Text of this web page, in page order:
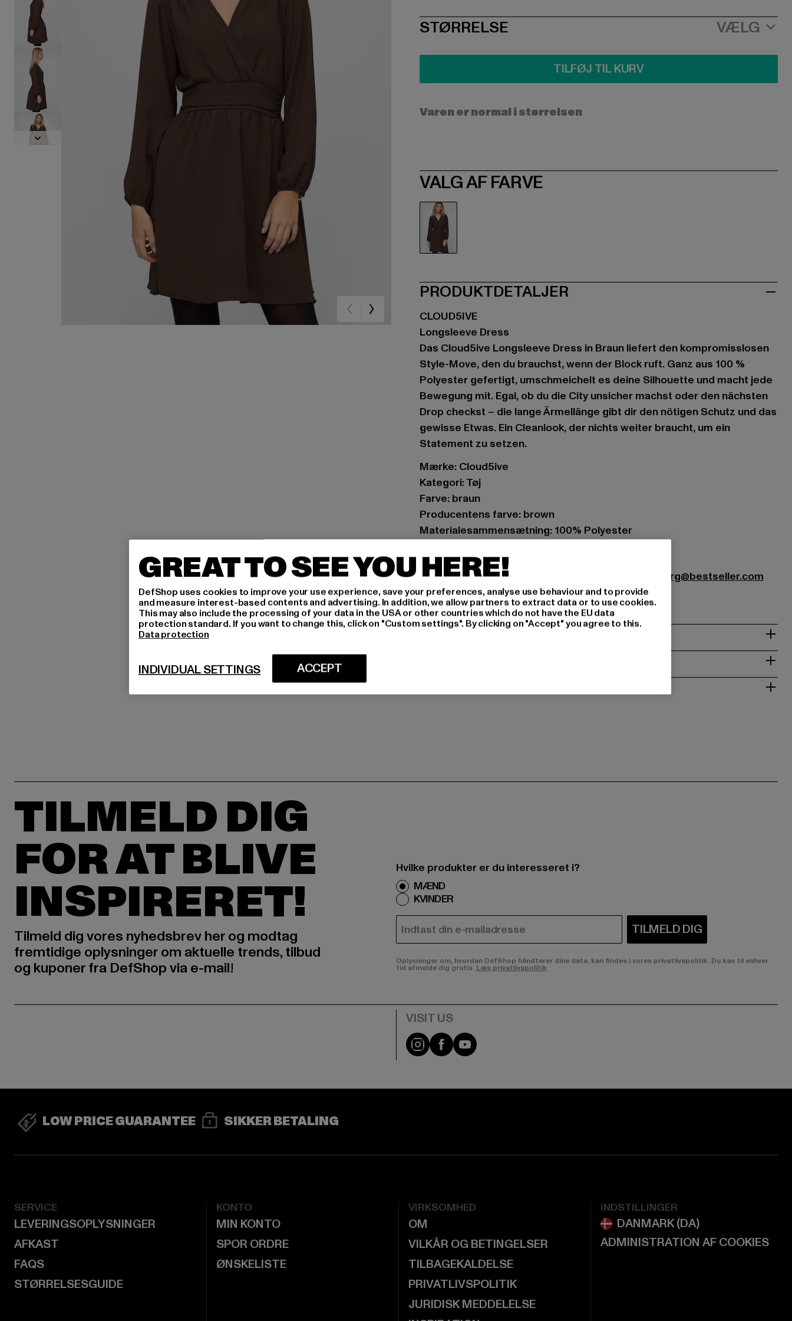
SIZE
STØRRELSE VÆLG
TILFØJ TIL KURV
Varen er normal i størrelsen
VALG AF FARVE
PRODUKTDETALJER
CLOUD5IVE
Longsleeve Dress
Das Cloud5ive Longsleeve Dress in Braun liefert den kompromisslosen
Style-Move, den du brauchst, wenn der Block ruft. Ganz aus 100 %
Polyester gefertigt, umschmeichelt es deine Silhouette und macht jede
Bewegung mit. Egal, ob du die City unsicher machst oder den nächsten
Drop checkst – die lange Ärmellänge gibt dir den nötigen Schutz und das
gewisse Etwas. Ein Cleanlook, der nichts weiter braucht, um ein
Statement zu setzen.
Mærke: Cloud5ive
Kategori: Tøj
Farve: braun
Producentens farve: brown
Materialesammensætning: 100% Polyester
Producent: Bestseller Textilhandels GmbH |
hamburg@bestseller.com
Modering 1,Haus A | 22457 Hamburg | DE
STØRRELSE
TILMELD DIG
FOR AT BLIVE
INSPIRERET!
Tilmeld dig vores nyhedsbrev her og modtag
fremtidige oplysninger om aktuelle trends, tilbud
og kuponer fra DefShop via e-mail!
Hvilke produkter er du interesseret i?
MÆND
KVINDER
E-MAIL TILMELD DIG
Oplysninger om, hvordan DefShop håndterer dine data, kan findes i vores privatlivspolitik. Du kan til enhver
tid afmelde dig gratis. Læs privatlivspolitik
Visit our Instagram page:
Visit our Facebook page:
Visit our YouTube channel:
LOW PRICE GUARANTEE SIKKER BETALING
SERVICE
LEVERINGSOPLYSNINGER
AFKAST
FAQS
STØRRELSESGUIDE
KONTO
MIN KONTO
SPOR ORDRE
ØNSKELISTE
VIRKSOMHED
OM
VILKÅR OG BETINGELSER
TILBAGEKALDELSE
PRIVATLIVSPOLITIK
JURIDISK MEDDELELSE
INDSTILLINGER
ADMINISTRATION AF COOKIES
GREAT TO SEE YOU HERE!
DefShop uses cookies to improve your use experience, save your preferences, analyse use behaviour and to provide
and measure interest-based contents and advertising. In addition, we allow partners to extract data or to use cookies.
This may also include the processing of your data in the USA or other countries which do not have the EU data
protection standard. If you want to change this, click on "Custom settings". By clicking on "Accept" you agree to this.
Data protection
ACCEPT
INDIVIDUAL SETTINGS